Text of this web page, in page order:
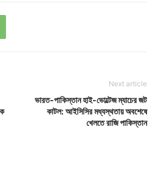
Next article
ভারত-পাকিস্তান হাই-ভোল্টেজ ম্যাচের জট
কাটল: আইসিসির মধ্যস্থতায় অবশেষে
খেলতে রাজি পাকিস্তান